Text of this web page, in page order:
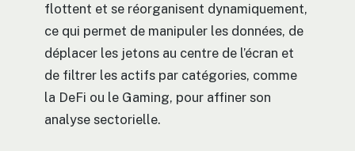
flottent et se réorganisent dynamiquement,
ce qui permet de manipuler les données, de
déplacer les jetons au centre de l’écran et
de filtrer les actifs par catégories, comme
la DeFi ou le Gaming, pour affiner son
analyse sectorielle.